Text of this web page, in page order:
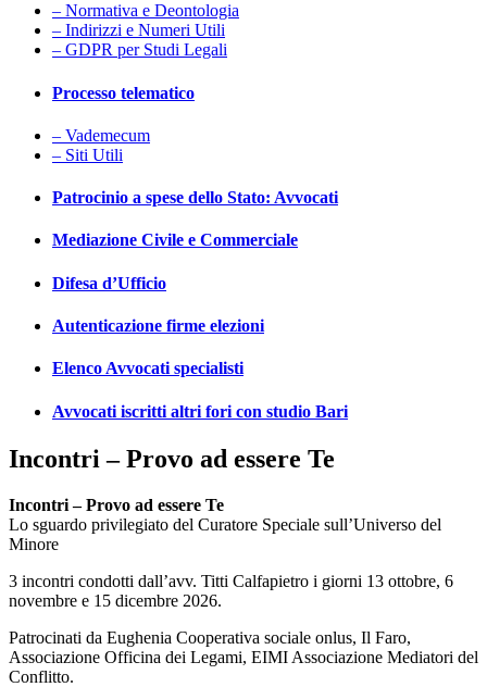
– Normativa e Deontologia
– Indirizzi e Numeri Utili
– GDPR per Studi Legali
Processo telematico
– Vademecum
– Siti Utili
Patrocinio a spese dello Stato: Avvocati
Mediazione Civile e Commerciale
Difesa d’Ufficio
Autenticazione firme elezioni
Elenco Avvocati specialisti
Avvocati iscritti altri fori con studio Bari
Incontri – Provo ad essere Te
Incontri – Provo ad essere Te
Lo sguardo privilegiato del Curatore Speciale sull’Universo del
Minore
3 incontri condotti dall’avv. Titti Calfapietro i giorni 13 ottobre, 6
novembre e 15 dicembre 2026.
Patrocinati da Eughenia Cooperativa sociale onlus, Il Faro,
Associazione Officina dei Legami, EIMI Associazione Mediatori del
Conflitto.